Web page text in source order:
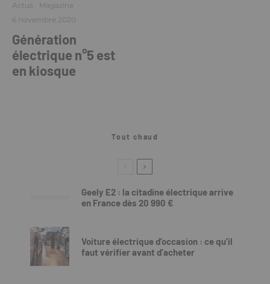
Actus Magazine ·
6 novembre 2020
Génération
électrique n°5 est
en kiosque
Tout chaud
Geely E2 : la citadine électrique arrive
en France dès 20 990 €
Voiture électrique d’occasion : ce qu’il
faut vérifier avant d’acheter